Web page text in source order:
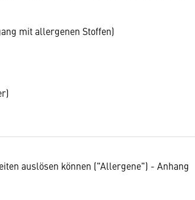
mit allergenen Stoffen)
auslösen können ("Allergene") - Anhang